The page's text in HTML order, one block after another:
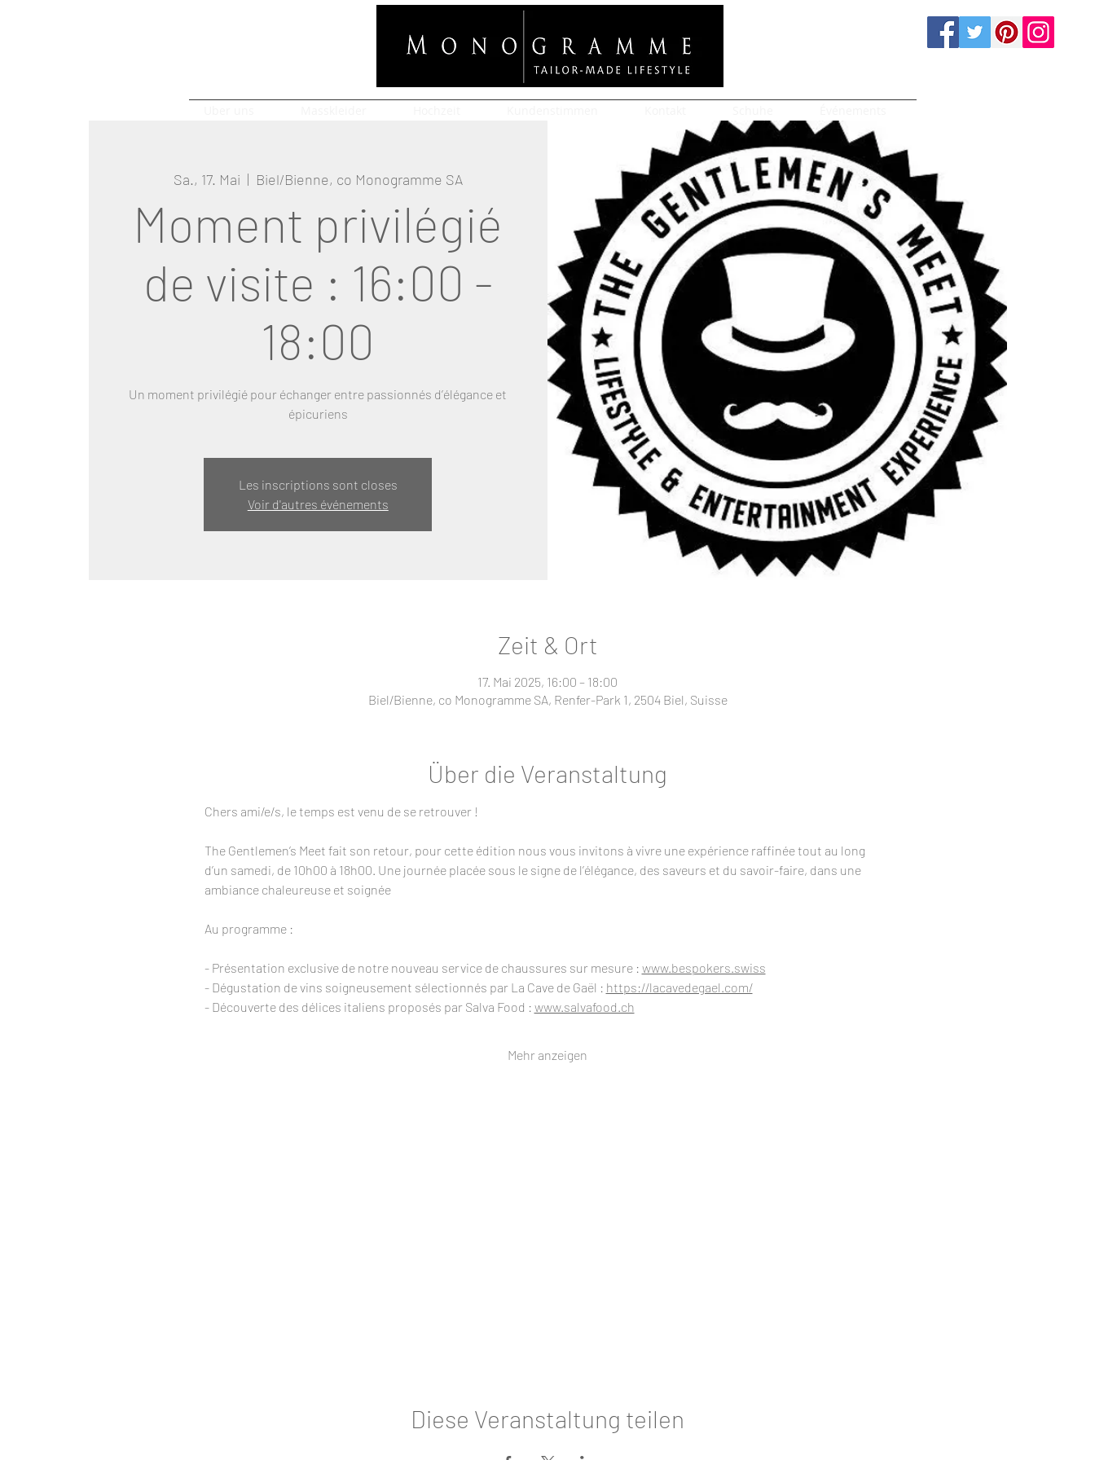
Sa., 17. Mai
  |
Biel/Bienne, co Monogramme SA
Moment privilégié
de visite : 16:00 -
18:00
Un moment privilégié pour échanger entre passionnés d’élégance et
épicuriens
Les inscriptions sont closes
Voir d'autres événements
Zeit & Ort
17. Mai 2025, 16:00 – 18:00
Biel/Bienne, co Monogramme SA, Renfer-Park 1, 2504 Biel, Suisse
Über die Veranstaltung
Chers ami/e/s, le temps est venu de se retrouver !
The Gentlemen’s Meet fait son retour, pour cette édition nous vous invitons à vivre une expérience raffinée tout au long
d’un samedi, de 10h00 à 18h00. Une journée placée sous le signe de l’élégance, des saveurs et du savoir-faire, dans une
ambiance chaleureuse et soignée
Au programme :
- Présentation exclusive de notre nouveau service de chaussures sur mesure : www.bespokers.swiss
- Dégustation de vins soigneusement sélectionnés par La Cave de Gaël : https://lacavedegael.com/
- Découverte des délices italiens proposés par Salva Food : www.salvafood.ch
Mehr anzeigen
Diese Veranstaltung teilen